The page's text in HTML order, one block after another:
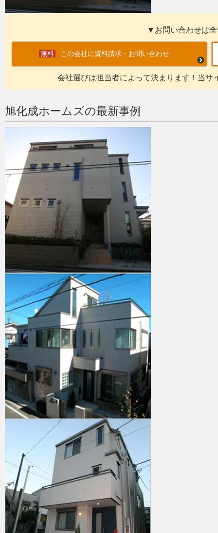
▼お問い合わせは
この会社に資料請求・お問い合わせ
会社選びは担当者によって決まります！当サ
旭化成ホームズの最新事例